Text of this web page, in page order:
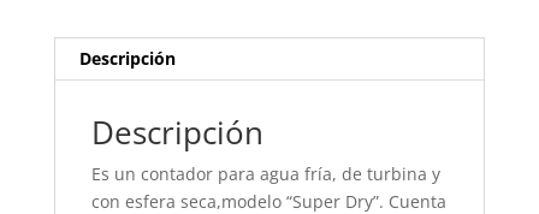
Descripción
Descripción
Es un contador para agua fría, de turbina y
con esfera seca,modelo “Super Dry”. Cuenta